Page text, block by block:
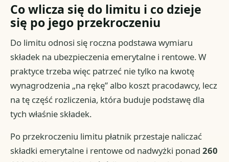
Co wlicza się do limitu i co dzieje
się po jego przekroczeniu
Do limitu odnosi się roczna podstawa wymiaru
składek na ubezpieczenia emerytalne i rentowe. W
praktyce trzeba więc patrzeć nie tylko na kwotę
wynagrodzenia „na rękę” albo koszt pracodawcy, lecz
na tę część rozliczenia, która buduje podstawę dla
tych właśnie składek.
Po przekroczeniu limitu płatnik przestaje naliczać
składki emerytalne i rentowe od nadwyżki ponad260